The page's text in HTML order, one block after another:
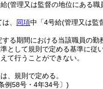
(管理又は監督の地位にある
、 同項中「4号給(管理又は監
する期間における当該職員の
として規則で定める基準に従
て行うことができない。
、規則で定める。
例58号・4年34号〕)